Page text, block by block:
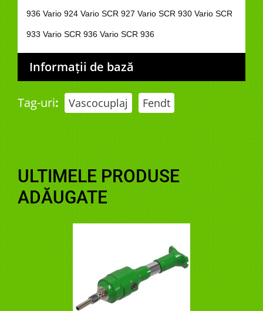
936 Vario 924 Vario SCR 927 Vario SCR 930 Vario SCR
933 Vario SCR 936 Vario SCR 936
Informații de bază
Tag-uri: Vascocuplaj Fendt
ULTIMELE PRODUSE
ADĂUGATE